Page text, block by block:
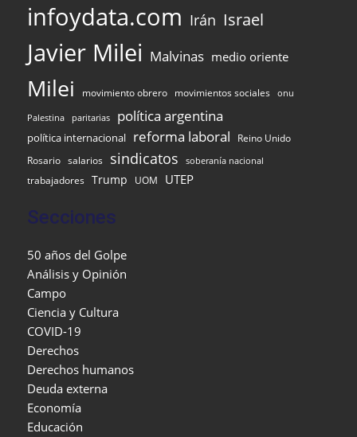
infoydata.com Irán Israel
Javier Milei Malvinas medio oriente
Milei movimiento obrero movimientos sociales onu
Palestina paritarias política argentina
política internacional reforma laboral
Reino Unido
Rosario salarios sindicatos
soberanía nacional
trabajadores
Trump UOM UTEP
Secciones
50 años del Golpe
Análisis y Opinión
Campo
Ciencia y Cultura
COVID-19
Derechos
Derechos humanos
Deuda externa
Economía
Educación